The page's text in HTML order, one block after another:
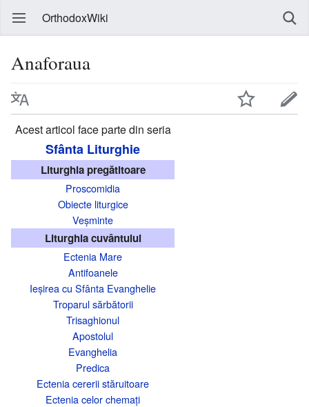
OrthodoxWiki
Anaforaua
Acest articol face parte din seria
Sfânta Liturghie
Liturghia pregătitoare
Proscomidia
Obiecte liturgice
Veșminte
Liturghia cuvântului
Ectenia Mare
Antifoanele
Ieșirea cu Sfânta Evanghelie
Troparul sărbătorii
Trisaghionul
Apostolul
Evanghelia
Predica
Ectenia cererii stăruitoare
Ectenia celor chemați